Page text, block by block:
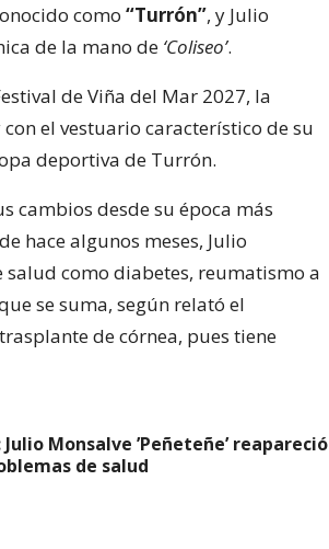
como “Turrón”, y Julio
de la mano de ‘Coliseo’.
de Viña del Mar 2027, la
el vestuario característico de su
deportiva de Turrón.
cambios desde su época más
hace algunos meses, Julio
como diabetes, reumatismo a
se suma, según relató el
de córnea, pues tiene
Monsalve ’Peñeteñe’ reapareció
de salud